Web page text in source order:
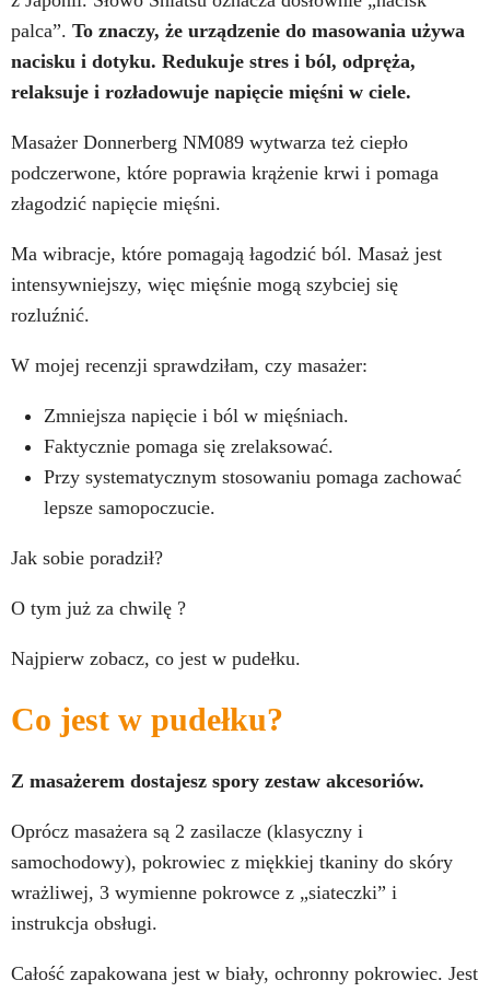
palca”. To znaczy, że urządzenie do masowania używa
nacisku i dotyku. Redukuje stres i ból, odpręża,
relaksuje i rozładowuje napięcie mięśni w ciele.
Masażer Donnerberg NM089 wytwarza też ciepło
podczerwone, które poprawia krążenie krwi i pomaga
złagodzić napięcie mięśni.
Ma wibracje, które pomagają łagodzić ból. Masaż jest
intensywniejszy, więc mięśnie mogą szybciej się
rozluźnić.
W mojej recenzji sprawdziłam, czy masażer:
Zmniejsza napięcie i ból w mięśniach.
Faktycznie pomaga się zrelaksować.
Przy systematycznym stosowaniu pomaga zachować
lepsze samopoczucie.
Jak sobie poradził?
O tym już za chwilę ?
Najpierw zobacz, co jest w pudełku.
Co jest w pudełku?
Z masażerem dostajesz spory zestaw akcesoriów.
Oprócz masażera są 2 zasilacze (klasyczny i
samochodowy), pokrowiec z miękkiej tkaniny do skóry
wrażliwej, 3 wymienne pokrowce z „siateczki” i
instrukcja obsługi.
Całość zapakowana jest w biały, ochronny pokrowiec. Jest